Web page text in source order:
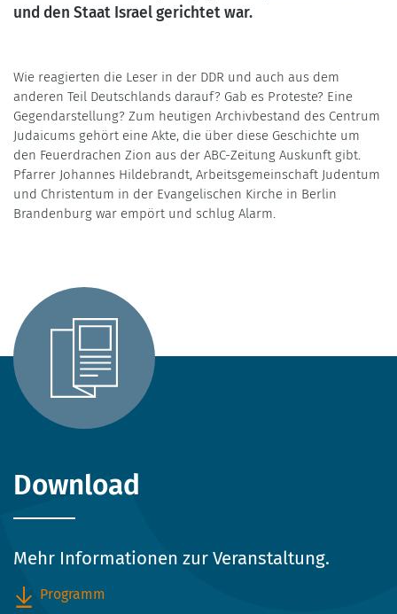
und den Staat Israel gerichtet war.
Wie reagierten die Leser in der DDR und auch aus dem
anderen Teil Deutschlands darauf? Gab es Proteste? Eine
Gegendarstellung? Zum heutigen Archivbestand des Centrum
Judaicums gehört eine Akte, die über diese Geschichte um
den Feuerdrachen Zion aus der ABC-Zeitung Auskunft gibt.
Pfarrer Johannes Hildebrandt, Arbeitsgemeinschaft Judentum
und Christentum in der Evangelischen Kirche in Berlin
Brandenburg war empört und schlug Alarm.
Download
Mehr Informationen zur Veranstaltung.
Programm